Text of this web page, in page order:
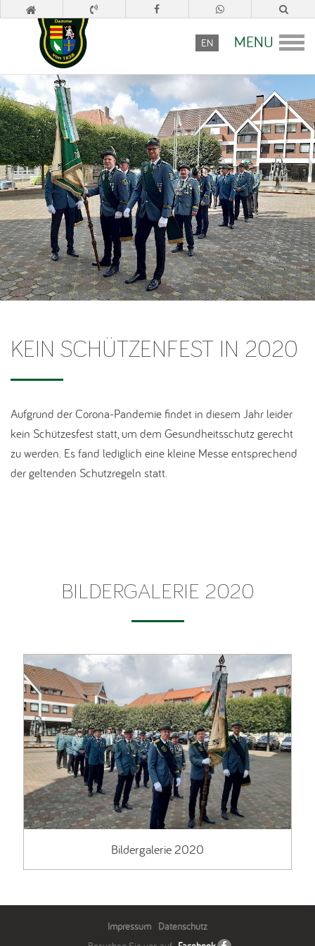
MENU
EN
KEIN SCHÜTZENFEST IN 2020
Aufgrund der Corona-Pandemie findet in diesem Jahr leider
kein Schützesfest statt, um dem Gesundheitsschutz gerecht
zu werden. Es fand lediglich eine kleine Messe entsprechend
der geltenden Schutzregeln statt.
BILDERGALERIE 2020
Bildergalerie 2020
Impressum
Datenschutz